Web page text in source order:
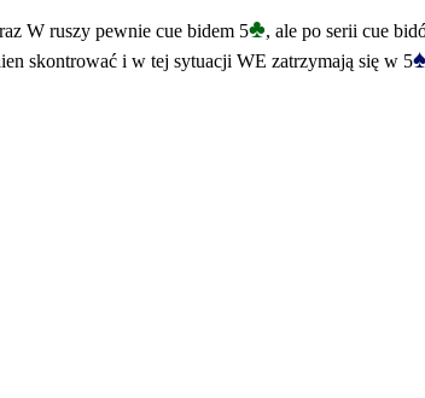
W ruszy pewnie cue bidem 5♣, ale po serii cue
skontrować i w tej sytuacji WE zatrzymają się w 5♠